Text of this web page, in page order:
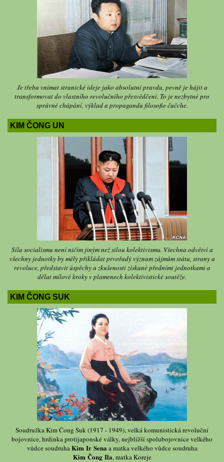
Je třeba vnímat stranické ideje jako absolutní pravdu, pevně je hájit a
transformovat do vlastního revolučního přesvědčení. To je nezbytné pro
správné chápání, výklad a propagandu filosofie čučche.
KIM ČONG UN
Síla socialismu není ničím jiným než silou kolektivismu. Všechna odvětví a
všechny jednotky by měly přikládat prvořadý význam zájmům státu, strany a
revoluce, představit úspěchy a zkušenosti získané předními jednotkami a
dělat mílové kroky v plamenech kolektivistické soutěže.
KIM ČONG SUK
Soudružka Kim Čong Suk (1917 - 1949), velká komunistická revoluční
bojovnice, hrdinka protijaponské války, nejbližší spolubojovnice velkého
vůdce soudruhaKim Ir Sena a matka velkého vůdce soudruha
Kim Čong Ila, matka Koreje